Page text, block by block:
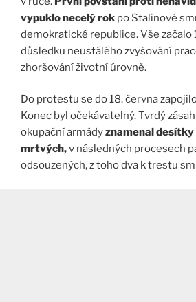
vypuklo necelý rok po Stalinově
demokratické republice. Vše začalo
důsledku neustálého zvyšování
zhoršování životní úrovně.
Do protestu se do 18. června
Konec byl očekávatelný. Tvrdý
okupační armádyznamenal
mrtvých,v následných procesech
odsouzených, z toho dva k trestu